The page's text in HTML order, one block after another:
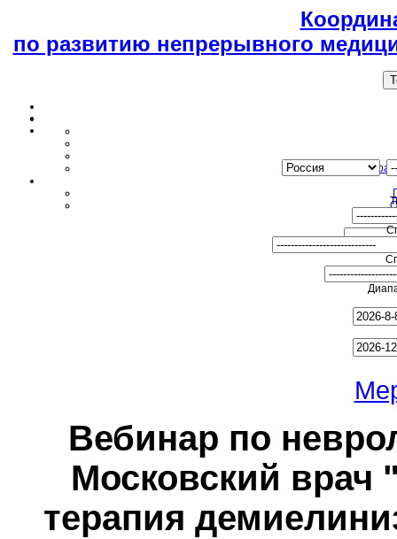
по развитию непрерывного
Вебинар по
Московский врач
терапия